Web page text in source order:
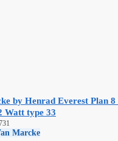
by Henrad Everest Plan
Watt type 33
Marcke